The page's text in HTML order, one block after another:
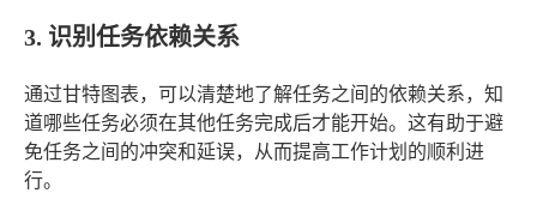
3. 识别任务依赖关系
通过甘特图表，可以清楚地了解任务之间的依赖关系，知
道哪些任务必须在其他任务完成后才能开始。这有助于避
免任务之间的冲突和延误，从而提高工作计划的顺利进
行。